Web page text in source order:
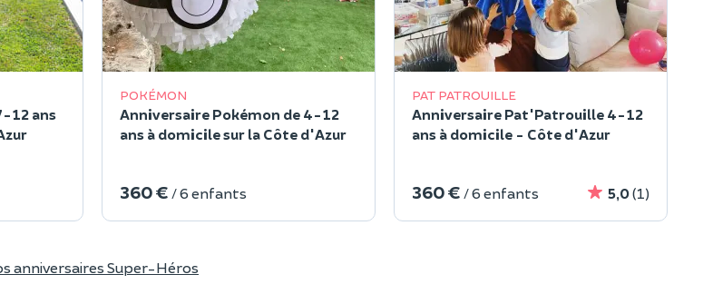
12 ans
POKÉMON
Anniversaire Pokémon de 4-12
ans à domicile sur la Côte d'Azur
360 € / 6 enfants
PAT PATROUILLE
Anniversaire Pat'Patrouille 4-12
ans à domicile - Côte d'Azur
360 € / 6 enfants 5,0(1)
anniversaires Super-Héros